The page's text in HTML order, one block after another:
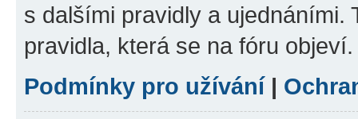
s dalšími pravidly a ujednáními.
pravidla, která se na fóru objeví.
Podmínky pro užívání|